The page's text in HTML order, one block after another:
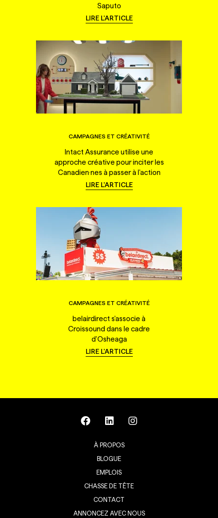
Saputo
LIRE L'ARTICLE
CAMPAGNES ET CRÉATIVITÉ
Intact Assurance utilise une
approche créative pour inciter les
Canadien·nes à passer à l'action
LIRE L'ARTICLE
CAMPAGNES ET CRÉATIVITÉ
belairdirect s'associe à
Croissound dans le cadre
d'Osheaga
LIRE L'ARTICLE
À PROPOS
BLOGUE
EMPLOIS
CHASSE DE TÊTE
CONTACT
ANNONCEZ AVEC NOUS